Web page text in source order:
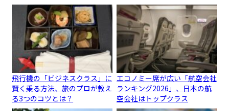
飛行機の「ビジネスクラス」に
賢く乗る方法、旅のプロが教え
る3つのコツとは？
エコノミー席が広い「航空会社
ランキング2026」、日本の航
空会社はトップクラス